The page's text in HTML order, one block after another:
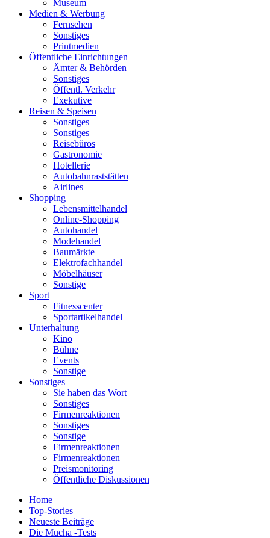
Museum
Medien & Werbung
Fernsehen
Sonstiges
Printmedien
Öffentliche Einrichtungen
Ämter & Behörden
Sonstiges
Öffentl. Verkehr
Exekutive
Reisen & Speisen
Sonstiges
Sonstiges
Reisebüros
Gastronomie
Hotellerie
Autobahnraststätten
Airlines
Shopping
Lebensmittelhandel
Online-Shopping
Autohandel
Modehandel
Baumärkte
Elektrofachhandel
Möbelhäuser
Sonstige
Sport
Fitnesscenter
Sportartikelhandel
Unterhaltung
Kino
Bühne
Events
Sonstige
Sonstiges
Sie haben das Wort
Sonstiges
Firmenreaktionen
Sonstiges
Sonstige
Firmenreaktionen
Firmenreaktionen
Preismonitoring
Öffentliche Diskussionen
Home
Top-Stories
Neueste Beiträge
Die Mucha -Tests